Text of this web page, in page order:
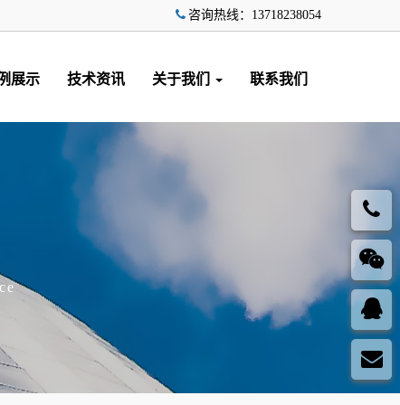
咨询热线：13718238054
展示 技术资讯 关于我们 联系我们